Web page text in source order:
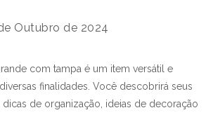
Outubro de 2024
com tampa é um item versátil e
finalidades. Você descobrirá seus
de organização, ideias de decoração